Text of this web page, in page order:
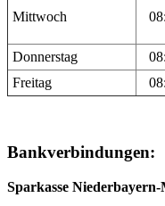
Mittwoch
Donnerstag
Freitag
Bankverbindungen:
Sparkasse